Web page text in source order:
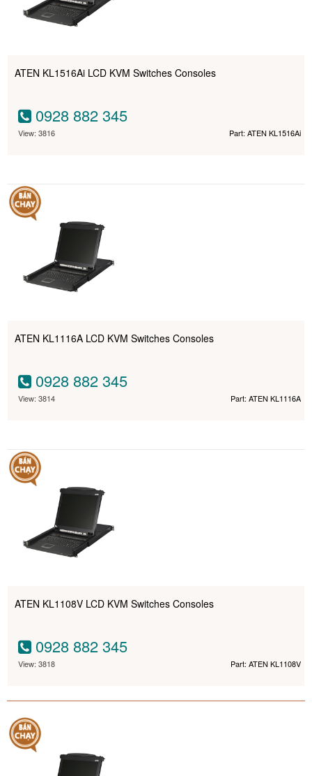
ATEN KL1516Ai LCD KVM Switches Consoles
0928 882 345
View: 3816 Part: ATEN KL1516Ai
ATEN KL1116A LCD KVM Switches Consoles
0928 882 345
View: 3814 Part: ATEN KL1116A
ATEN KL1108V LCD KVM Switches Consoles
0928 882 345
View: 3818 Part: ATEN KL1108V